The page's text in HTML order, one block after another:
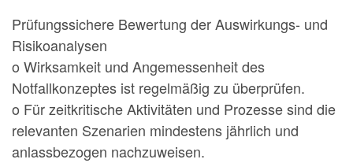
Prüfungssichere Bewertung der Auswirkungs- und
Risikoanalysen
o Wirksamkeit und Angemessenheit des
Notfallkonzeptes ist regelmäßig zu überprüfen.
o Für zeitkritische Aktivitäten und Prozesse sind die
relevanten Szenarien mindestens jährlich und
anlassbezogen nachzuweisen.